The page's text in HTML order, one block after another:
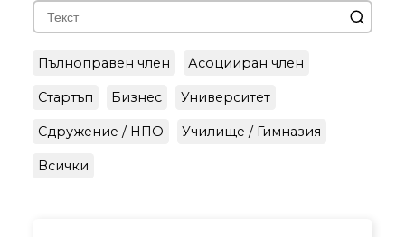
Пълноправен член Асоцииран член
Стартъп Бизнес Университет
Сдружение / НПО Училище / Гимназия
Всички